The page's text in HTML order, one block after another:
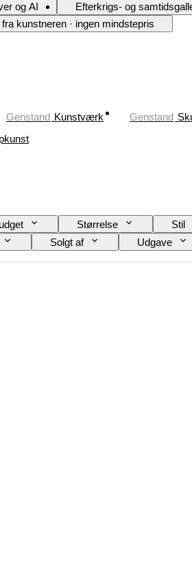
og AI Efterkrigs- og
kunstneren · ingen mindstepris
Genstand Kunstværk Genstand
Størrelse Stil
Solgt af Udgave